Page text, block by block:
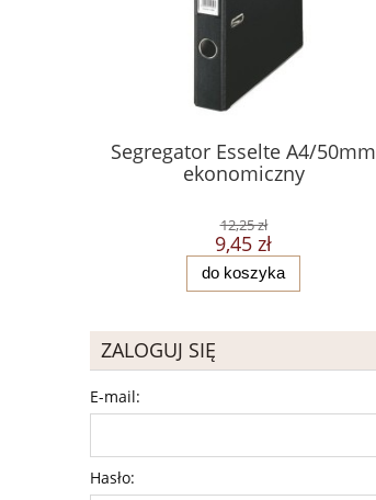
Segregator Esselte A4/50mm
ekonomiczny
12,25 zł
9,45 zł
do koszyka
ZALOGUJ SIĘ
E-mail:
Hasło: